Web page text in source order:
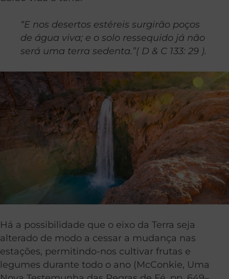
“E nos desertos estéreis surgirão poços
de água viva; e o solo ressequido já não
será uma terra sedenta.”( D & C 133: 29 ).
Há a possibilidade que o eixo da Terra seja
alterado de modo a cessar a mudança nas
estações, permitindo-nos cultivar frutas e
legumes durante todo o ano (McConkie, Uma